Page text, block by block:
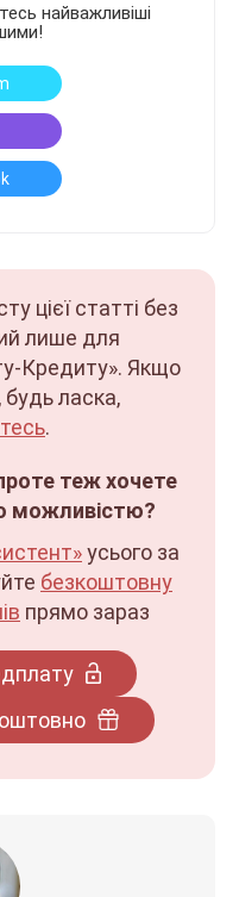
найважливіші
цієї статті без
лише для
Кредиту». Якщо
ласка,
.
теж хочете
можливістю?
усього за
безкоштовну
прямо зараз